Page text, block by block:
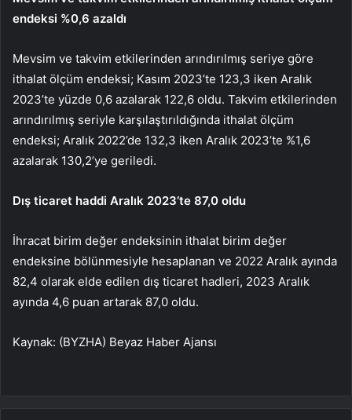
endeksi %0,6 azaldı
Mevsim ve takvim etkilerinden arındırılmış seriye göre
ithalat ölçüm endeksi; Kasım 2023’te 123,3 iken Aralık
2023’te yüzde 0,6 azalarak 122,6 oldu. Takvim etkilerinden
arındırılmış seriyle karşılaştırıldığında ithalat ölçüm
endeksi; Aralık 2022’de 132,3 iken Aralık 2023’te %1,6
azalarak 130,2’ye geriledi.
Dış ticaret haddi Aralık 2023’te 87,0 oldu
İhracat birim değer endeksinin ithalat birim değer
endeksine bölünmesiyle hesaplanan ve 2022 Aralık ayında
82,4 olarak elde edilen dış ticaret hadleri, 2023 Aralık
ayında 4,6 puan artarak 87,0 oldu.
Kaynak: (BYZHA) Beyaz Haber Ajansı